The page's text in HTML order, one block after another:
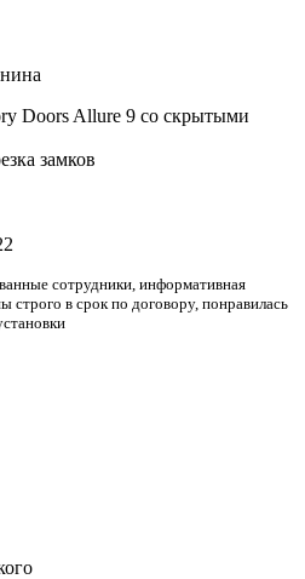
Doors Allure 9 со скрытыми
замков
сотрудники, информативная
в срок по договору, понравилась